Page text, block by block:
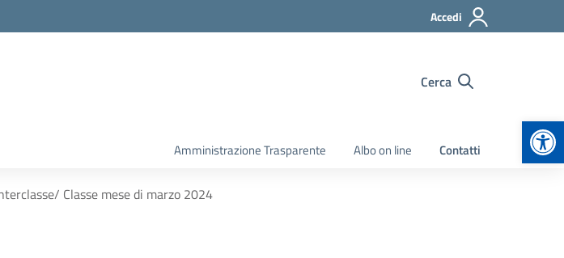
Accedi
Cerca
Amministrazione Trasparente Albo on line Contatti
Classe mese di marzo 2024